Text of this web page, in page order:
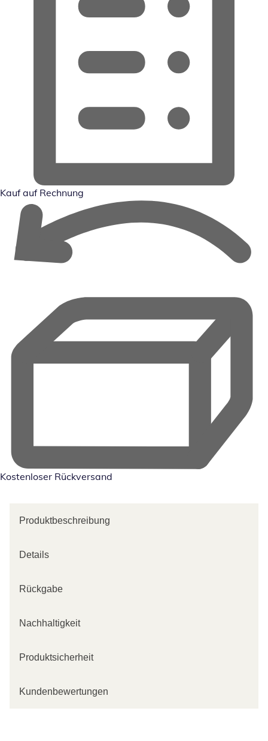
Kauf auf Rechnung
Kostenloser Rückversand
Produktbeschreibung
Details
Rückgabe
Nachhaltigkeit
Produktsicherheit
Kundenbewertungen